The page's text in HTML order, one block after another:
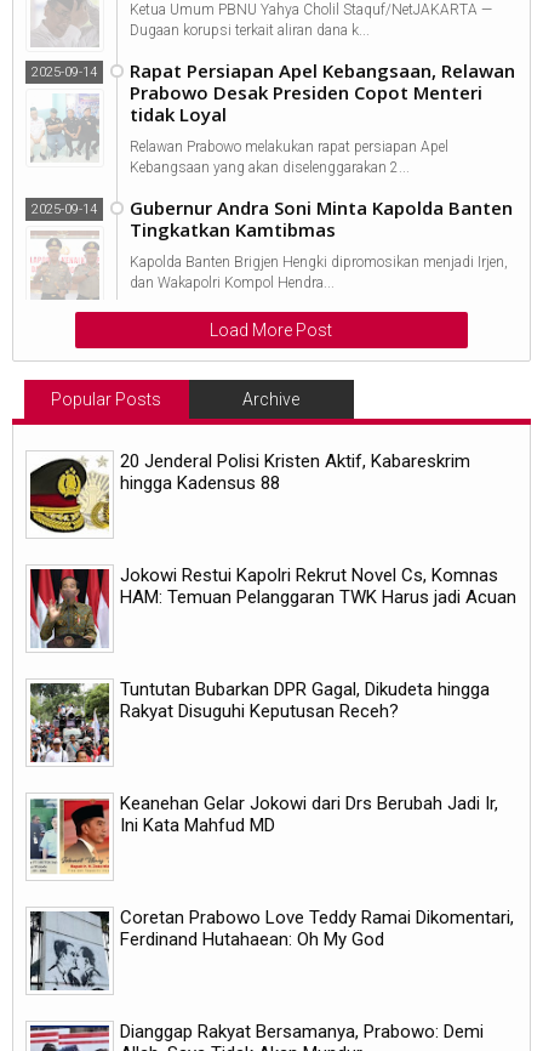
Ketua Umum PBNU Yahya Cholil Staquf/NetJAKARTA —
Dugaan korupsi terkait aliran dana k...
Rapat Persiapan Apel Kebangsaan, Relawan
Prabowo Desak Presiden Copot Menteri
tidak Loyal
2025-09-14
Relawan Prabowo melakukan rapat persiapan Apel
Kebangsaan yang akan diselenggarakan 2...
Gubernur Andra Soni Minta Kapolda Banten
Tingkatkan Kamtibmas
2025-09-14
Kapolda Banten Brigjen Hengki dipromosikan menjadi Irjen,
dan Wakapolri Kompol Hendra...
Load More Post
Popular Posts Archive
20 Jenderal Polisi Kristen Aktif, Kabareskrim
hingga Kadensus 88
Jokowi Restui Kapolri Rekrut Novel Cs, Komnas
HAM: Temuan Pelanggaran TWK Harus jadi Acuan
Tuntutan Bubarkan DPR Gagal, Dikudeta hingga
Rakyat Disuguhi Keputusan Receh?
Keanehan Gelar Jokowi dari Drs Berubah Jadi Ir,
Ini Kata Mahfud MD
Coretan Prabowo Love Teddy Ramai Dikomentari,
Ferdinand Hutahaean: Oh My God
Dianggap Rakyat Bersamanya, Prabowo: Demi